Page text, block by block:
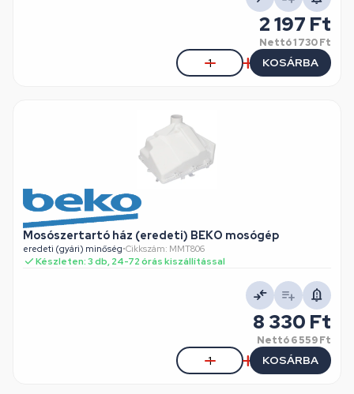
2 197 Ft
Nettó1 730 Ft
KOSÁRBA
Mosószertartó ház (eredeti) BEKO mosógép
eredeti (gyári) minőség•Cikkszám: MMT806
Készleten: 3 db, 24-72 órás kiszállítással
8 330 Ft
Nettó6 559 Ft
KOSÁRBA